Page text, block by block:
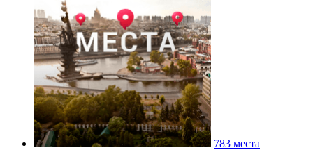
783 места